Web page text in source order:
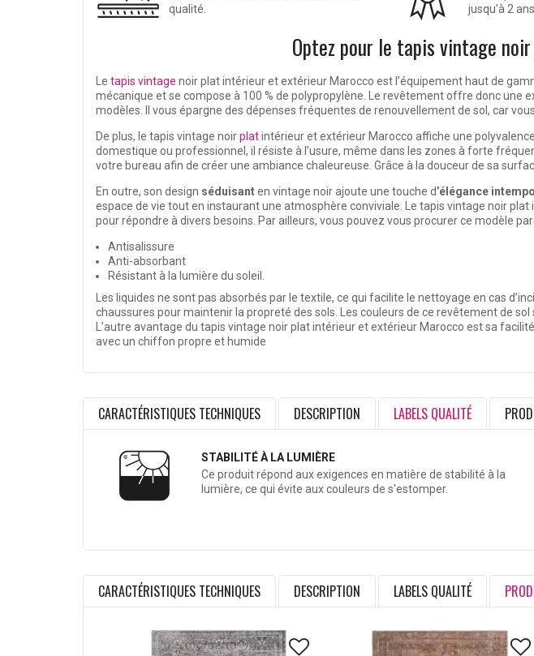
qualité.
jusqu’à 2
Optez pour le tapis vintage
Le tapis vintage noir plat intérieur et extérieur Marocco est l’équipement haut de
mécanique et se compose à 100 % de polypropylène. Le revêtement offre doncune
modèles. Il vous épargne des dépenses fréquentes de renouvellement de sol, car
De plus, le tapis vintage noirplatintérieur et extérieur Marocco affiche une
domestique ou professionnel, il résiste à l’usure, même dans les zones à forte
votre bureau afin de créer une ambiance chaleureuse . Grâce à la douceur de sa
En outre, son design séduisanten vintage noir ajoute une touche d’élégance
espace de vie tout en instaurant une atmosphère conviviale. Le tapis vintage noir
pour répondre à divers besoins. Par ailleurs, vous pouvez vous procurer ce modèle
Antisalissure
Anti-absorbant
Résistant à la lumière du soleil.
Les liquides ne sont pas absorbés par le textile, ce qui facilite le nettoyage en cas
chaussures pour maintenir la propreté des sols. Les couleurs de ce revêtement de
L’autre avantage du tapis vintage noir plat intérieur et extérieur Marocco estsa
avec un chiffon propre et humide
CARACTÉRISTIQUES TECHNIQUES DESCRIPTION LABELS QUALITÉ
STABILITÉ À LA LUMIÈRE
Ce produit répond aux exigences en matière de stabilité à la
lumière, ce qui évite aux couleurs de s'estomper.
CARACTÉRISTIQUES TECHNIQUES DESCRIPTION LABELS QUALITÉ